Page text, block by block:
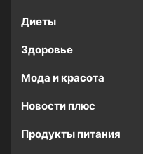
Диеты
Здоровье
Мода и красота
Новости плюс
Продукты питания